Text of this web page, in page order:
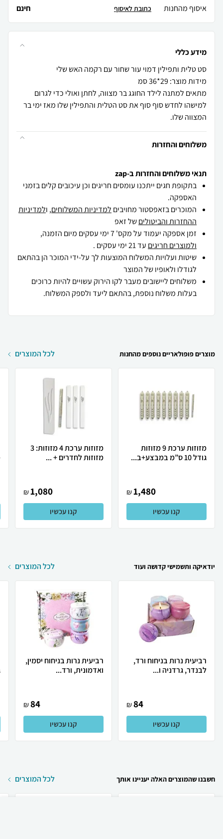
איסוף מהחנות
חינם כתובת לאיסוף
מידע כללי
מתאים למתנה לילד החוגג בר מצווה, לחתן ואולי כדי לגרום
למישהו לחדש סוף סוף את סט הטלית והתפילין שלו מאז ימי בר
המצווה שלו.
משלוחים והחזרות
תנאי משלוחים והחזרות ב-zap
בתקופת חגים ייתכנו עומסים חריגים וכן עיכובים קלים בזמני
האספקה.
המוכרים בזאפסטור מחויבים למדיניות המשלוחים, ולמדיניות
ההחזרות והביטוליםשל זאפ
זמן אספקה יעמוד על מקס' 7 ימי עסקים מיום הזמנה,
ולמוצרים חריגים עד 21 ימי עסקים .
שיטות ועלויות המשלוח המוצעות לך על-ידי המוכר הן בהתאם
לגודלו ולאופיו של המוצר
משלוחים ליישובים מעבר לקו הירוק עשויים להיות כרוכים
בעלות משלוח נוספת, בהתאם ליעד ולספק המשלוח.
מוצרים פופולאריים נוספים מהחנות לכל המוצרים
מזוזות ערכת 9 מזוזות
גודל 10 ס”מ במבצע+ב...
1,480
₪
קנו עכשיו
מזוזות ערכת 4 מזוזות: 3
מזוזות לחדרים + ...
1,080
₪
קנו עכשיו
יודאיקה ותשמישי קדושה ועוד לכל המוצרים
רביעית נרות בניחוח ורד,
לבנדר, גרדניה ו...
84
₪
קנו עכשיו
רביעית נרות בניחוח יסמין,
ואדמונית, ורד...
84
₪
קנו עכשיו
חשבנו שהמוצרים האלה יעניינו אותך לכל המוצרים